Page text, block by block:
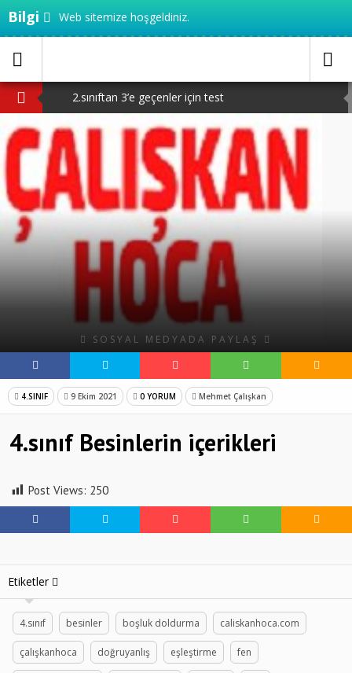
Bilgi Web sitemize hoşgeldiniz.
2.sınıftan 3’e geçenler için test
20 adet ilimizi haritadan bulalım
3.sınıf MEB çalışma yaprakları
TED Ankara koleji 5.sınıf seçme sınavı PDF
TED Ankara Koleji 4.sınıf seçme sınavı PDF
SOSYAL MEDYADA PAYLAŞ
4.SINIF 9 Ekim 2021 0 YORUM Mehmet Çalışkan
4.sınıf Besinlerin içerikleri
Post Views: 250
Etiketler
4.sınıf besinler boşluk doldurma caliskanhoca.com
çalışkanhoca doğruyanlış eşleştirme fen